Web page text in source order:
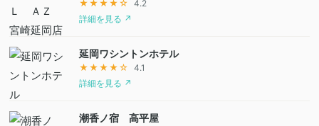
★★★★☆
4.2
詳細を見る ↗
延岡ワシントンホテル
★★★★☆
4.1
詳細を見る ↗
潮香ノ宿 高平屋